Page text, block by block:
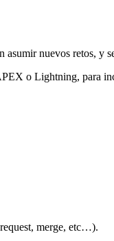
nuevos retos, y
o Lightning, para
merge, etc…).